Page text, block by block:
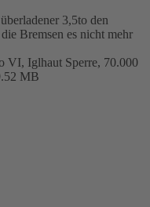
3,5to den
Bremsen es nicht mehr
VI, Iglhaut Sperre, 70.000
MB